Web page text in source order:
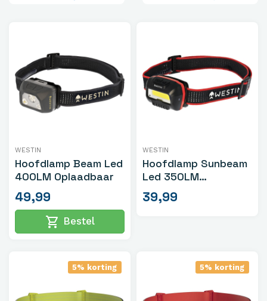
WESTIN
Hoofdlamp Beam Led
400LM Oplaadbaar
49,99
shopping_cart Bestel
WESTIN
Hoofdlamp Sunbeam
Led 350LM
Oplaadbaar
39,99
5% korting 5% korting